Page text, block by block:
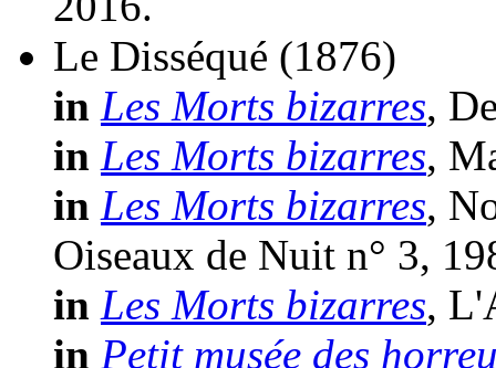
Le Disséqué (1876)
in Les Morts bizarres,
in Les Morts bizarres,
in Les Morts bizarres,
Oiseaux de Nuit n° 3,
in Les Morts bizarres,
in Petit musée des